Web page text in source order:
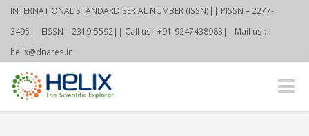
INTERNATIONAL STANDARD SERIAL NUMBER (ISSN)|| PISSN – 2277-
3495|| EISSN – 2319-5592|| Call us : +91-9247438983|| Mail us :
helix@dnares.in
Toggle